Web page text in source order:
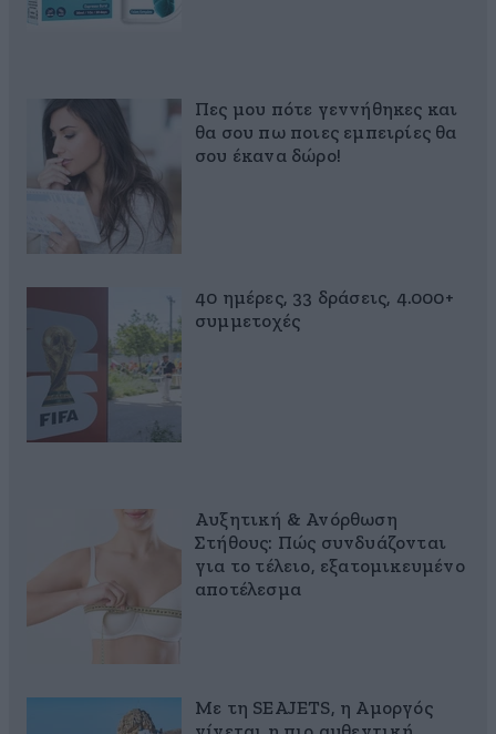
Πες μου πότε γεννήθηκες και
θα σου πω ποιες εμπειρίες θα
σου έκανα δώρο!
40 ημέρες, 33 δράσεις, 4.000+
συμμετοχές
Αυξητική & Ανόρθωση
Στήθους: Πώς συνδυάζονται
για το τέλειο, εξατομικευμένο
αποτέλεσμα
Με τη SEAJETS, η Αμοργός